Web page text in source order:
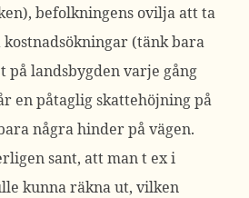
befolkningens ovilja att ta
kostnadsökningar (tänk bara
på landsbygden varje gång
en påtaglig skattehöjning på
några hinder på vägen.
sant, att man t ex i
kunna räkna ut, vilken